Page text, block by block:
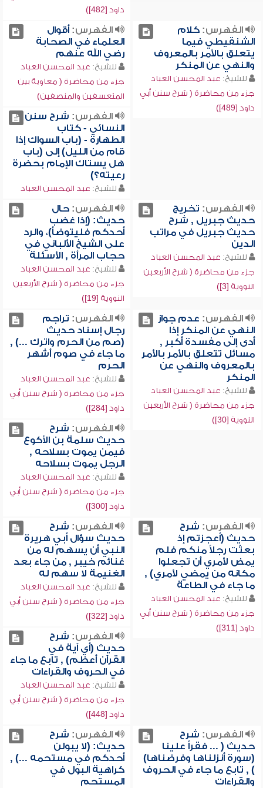
داود [482])
الفهرس:كلام
الشنقيطي فيما
يتعلق بالأمر بالمعروف
والنهي عن المنكر
للشيخ: عبد المحسن العباد
جزء من محاضرة ( شرح سنن أبي
داود [489])
الفهرس:أقوال
العلماء في الصحابة
رضي الله عنهم
للشيخ: عبد المحسن العباد
جزء من محاضرة ( معاوية بين
المتعسفين والمنصفين)
الفهرس: شرح سنن
النسائي - كتاب
الطهارة - (باب السواك إذا
قام من الليل) إلى (باب
هل يستاك الإمام بحضرة
رعيته؟)
للشيخ: عبد المحسن العباد
الفهرس: تخريج
حديث جبريل , شرح
حديث جبريل في مراتب
الدين
للشيخ: عبد المحسن العباد
جزء من محاضرة ( شرح الأربعين
النووية [3])
الفهرس:حال
حديث: (إذا غضب
أحدكم فليتوضأ)، والرد
على الشيخ الألباني في
حجاب المرأة , الأسئلة
للشيخ: عبد المحسن العباد
جزء من محاضرة ( شرح الأربعين
النووية [19])
الفهرس: عدم جواز
النهي عن المنكر إذا
أدى إلى مفسدة أكبر ,
مسائل تتعلق بالأمر بالأمر
بالمعروف والنهي عن
المنكر
للشيخ: عبد المحسن العباد
جزء من محاضرة ( شرح الأربعين
النووية [30])
الفهرس: تراجم
رجال إسناد حديث
(صم من الحرم واترك ...) ,
ما جاء في صوم أشهر
الحرم
للشيخ: عبد المحسن العباد
جزء من محاضرة ( شرح سنن أبي
داود [284])
الفهرس: شرح
حديث سلمة بن الأكوع
فيمن يموت بسلاحه ,
الرجل يموت بسلاحه
للشيخ: عبد المحسن العباد
جزء من محاضرة ( شرح سنن أبي
داود [300])
الفهرس: شرح
حديث (أعجزتم إذ
بعثت رجلاً منكم فلم
يمض لأمري أن تجعلوا
مكانه من يمضي لأمري) ,
ما جاء في الطاعة
للشيخ: عبد المحسن العباد
جزء من محاضرة ( شرح سنن أبي
داود [311])
الفهرس: شرح
حديث سؤال أبي هريرة
النبي أن يسهم له من
غنائم خيبر , من جاء بعد
الغنيمة لا سهم له
للشيخ: عبد المحسن العباد
جزء من محاضرة ( شرح سنن أبي
داود [322])
الفهرس: شرح
حديث (أي آية في
القرآن أعظم) , تابع ما جاء
في الحروف والقراءات
للشيخ: عبد المحسن العباد
جزء من محاضرة ( شرح سنن أبي
داود [448])
الفهرس: شرح
حديث ( ... فقرأ علينا
(سورة أنزلناها وفرضناها)
) , تابع ما جاء في الحروف
والقراءات
الفهرس: شرح
حديث: (لا يبولن
أحدكم في مستحمه ...) ,
كراهية البول في
المستحم